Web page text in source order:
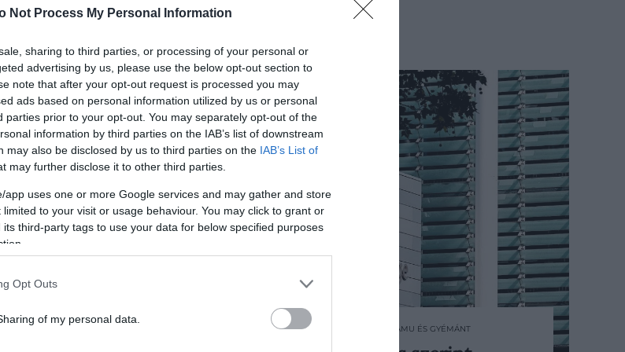
Not Process My Personal Information
sharing to third parties, or processing of your personal or
advertising by us, please use the below opt-out section to
note that after your opt-out request is processed you may
ads based on personal information utilized by us or personal
parties prior to your opt-out. You may separately opt-out of the
information by third parties on the IAB’s list of downstream
may also be disclosed by us to third parties on the IAB’s List of
may further disclose it to other third parties.
app uses one or more Google services and may gather and store
to your visit or usage behaviour. You may click to grant or
third-party tags to use your data for below specified purposes
Opt Outs
of my personal data.
2024. JÚNIUS 16. ● HAMU ÉS GYÉMÁNT